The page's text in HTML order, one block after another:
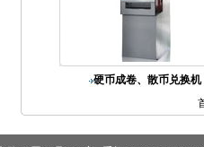
硬币成卷、散币兑换机